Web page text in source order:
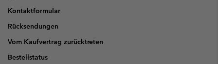
Kontaktformular
Rücksendungen
Vom Kaufvertrag zurücktreten
Bestellstatus